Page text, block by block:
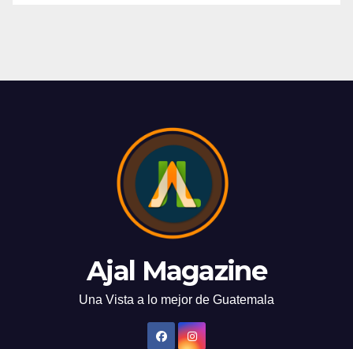
Ajal Magazine
Una Vista a lo mejor de Guatemala